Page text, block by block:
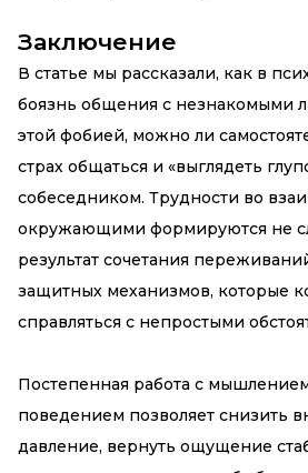
Заключение
В статье мы рассказали, как в
боязнь общения с незнакомыми
этой фобией, можно ли
страх общаться и «выглядеть
собеседником. Трудности во
окружающими формируются не
результат сочетания
защитных механизмов, которые
справляться с непростыми
Постепенная работа с
поведением позволяет снизить
давление, вернуть ощущение